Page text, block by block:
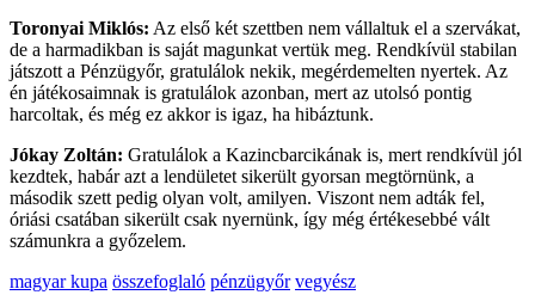
Toronyai Miklós: Az első két szettben nem vállaltuk el a szervákat,
de a harmadikban is saját magunkat vertük meg. Rendkívül stabilan
játszott a Pénzügyőr, gratulálok nekik, megérdemelten nyertek. Az
én játékosaimnak is gratulálok azonban, mert az utolsó pontig
harcoltak, és még ez akkor is igaz, ha hibáztunk.
Jókay Zoltán: Gratulálok a Kazincbarcikának is, mert rendkívül jól
kezdtek, habár azt a lendületet sikerült gyorsan megtörnünk, a
második szett pedig olyan volt, amilyen. Viszont nem adták fel,
óriási csatában sikerült csak nyernünk, így még értékesebbé vált
számunkra a győzelem.
magyar kupa összefoglaló pénzügyőr vegyész